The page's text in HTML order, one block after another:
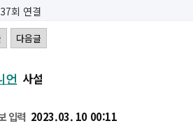
회 연결
다음글
언 사설
입력 2023.03. 10 00:11